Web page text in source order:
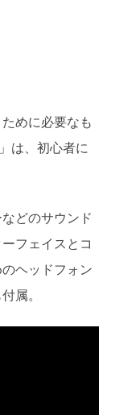
めに必要なも
は、初心者に
どのサウンド
フェイスとコ
ヘッドフォン
属。